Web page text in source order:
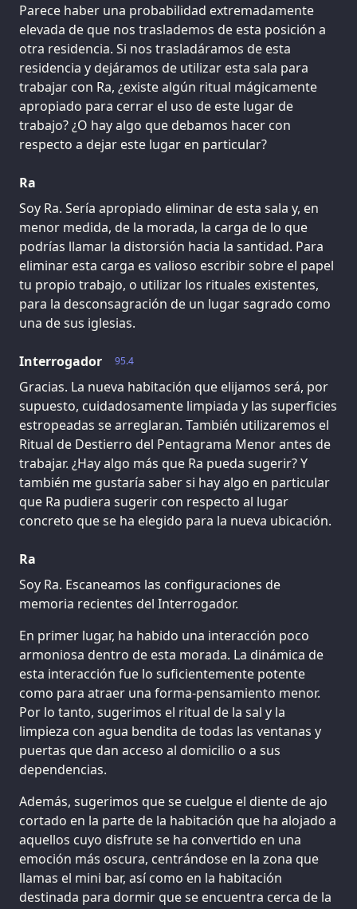
Parece haber una probabilidad extremadamente
elevada de que nos traslademos de esta posición a
otra residencia. Si nos trasladáramos de esta
residencia y dejáramos de utilizar esta sala para
trabajar con Ra, ¿existe algún ritual mágicamente
apropiado para cerrar el uso de este lugar de
trabajo? ¿O hay algo que debamos hacer con
respecto a dejar este lugar en particular?
Ra
Soy Ra. Sería apropiado eliminar de esta sala y, en
menor medida, de la morada, la carga de lo que
podrías llamar la distorsión hacia la santidad. Para
eliminar esta carga es valioso escribir sobre el papel
tu propio trabajo, o utilizar los rituales existentes,
para la desconsagración de un lugar sagrado como
una de sus iglesias.
95.4
Interrogador
Gracias. La nueva habitación que elijamos será, por
supuesto, cuidadosamente limpiada y las superficies
estropeadas se arreglaran. También utilizaremos el
Ritual de Destierro del Pentagrama Menor antes de
trabajar. ¿Hay algo más que Ra pueda sugerir? Y
también me gustaría saber si hay algo en particular
que Ra pudiera sugerir con respecto al lugar
concreto que se ha elegido para la nueva ubicación.
Ra
Soy Ra. Escaneamos las configuraciones de
memoria recientes del Interrogador.
En primer lugar, ha habido una interacción poco
armoniosa dentro de esta morada. La dinámica de
esta interacción fue lo suficientemente potente
como para atraer una forma-pensamiento menor.
Por lo tanto, sugerimos el ritual de la sal y la
limpieza con agua bendita de todas las ventanas y
puertas que dan acceso al domicilio o a sus
dependencias.
Además, sugerimos que se cuelgue el diente de ajo
cortado en la parte de la habitación que ha alojado a
aquellos cuyo disfrute se ha convertido en una
emoción más oscura, centrándose en la zona que
llamas el mini bar, así como en la habitación
destinada para dormir que se encuentra cerca de la